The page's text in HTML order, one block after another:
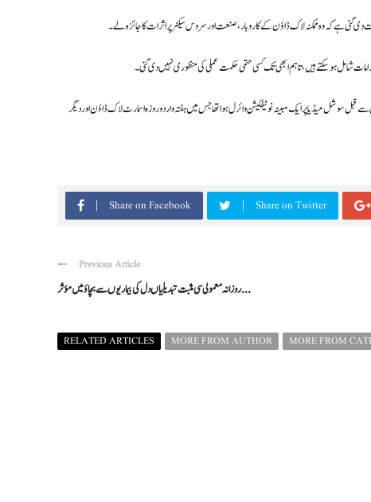
گئی ہے کہ وہ ممکنہ لاک ڈاؤن کے کاروبار، صنعت اور سروس سیکٹر پر اثرات کا جائزہ لے۔
شامل ہو سکتے ہیں، تاہم ابھی تک کسی حتمی حکمت عملی کی منظوری نہیں دی گئی۔
قبل سوشل میڈیا پر ایک مبینہ نوٹیفکیشن وائرل ہوا تھا جس میں ہفتہ وار دو روزہ اسمارٹ لاک ڈاؤن اور دیگر
Share on Facebook Share on Twitter
Previous Article
روزانہ معمولی سی مثبت تبدیلیاں دل کی بیماریوں سے بچاؤ میں مؤثر ...
RELATED ARTICLES MORE FROM AUTHOR MORE FROM